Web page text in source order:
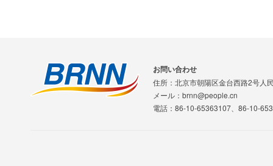
お問い合わせ
住所：北京市朝陽区金台西路2号人
メール：brnn@people.cn
電話：86-10-65363107、86-10-